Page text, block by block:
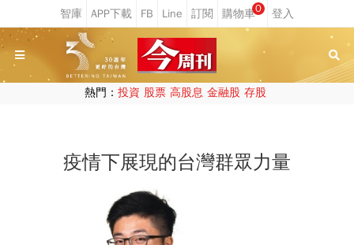
0
熱門： 投資 股票 高股息 金融股 存股
疫情下展現的台灣群眾力量